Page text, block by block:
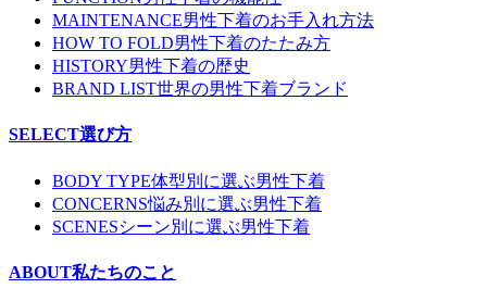
MAINTENANCE男性下着のお手入れ方法
HOW TO FOLD男性下着のたたみ方
HISTORY男性下着の歴史
BRAND LIST世界の男性下着ブランド
SELECT選び方
BODY TYPE体型別に選ぶ男性下着
CONCERNS悩み別に選ぶ男性下着
SCENESシーン別に選ぶ男性下着
ABOUT私たちのこと